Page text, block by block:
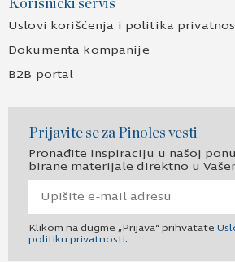
Korisnički servis
Uslovi korišćenja i politika
Dokumenta kompanije
B2B portal
Prijavite se za Pinoles vesti
Pronađite inspiraciju u našoj
birane materijale direktno u
Klikom na dugme „Prijava“ prihvatate
politiku privatnosti.